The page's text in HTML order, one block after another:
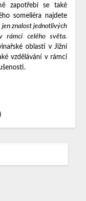
zapotřebí se také
someliéra najdete
jen znalost jednotlivých
rámci celého světa.
oblastí v Jižní
vzdělávání v rámci